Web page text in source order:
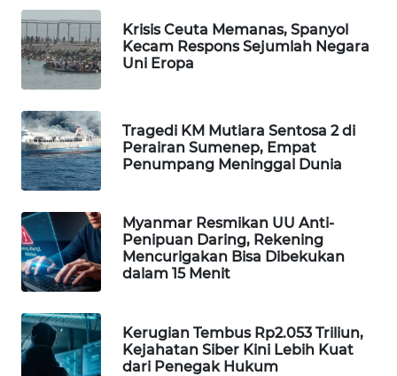
Krisis Ceuta Memanas, Spanyol
Kecam Respons Sejumlah Negara
Uni Eropa
Tragedi KM Mutiara Sentosa 2 di
Perairan Sumenep, Empat
Penumpang Meninggal Dunia
Myanmar Resmikan UU Anti-
Penipuan Daring, Rekening
Mencurigakan Bisa Dibekukan
dalam 15 Menit
Kerugian Tembus Rp2.053 Triliun,
Kejahatan Siber Kini Lebih Kuat
dari Penegak Hukum
WAHANA
TRAVEL
TV
WAHANANEWS
ID
WAHANANEWS
CO ID
NET
WAHANA